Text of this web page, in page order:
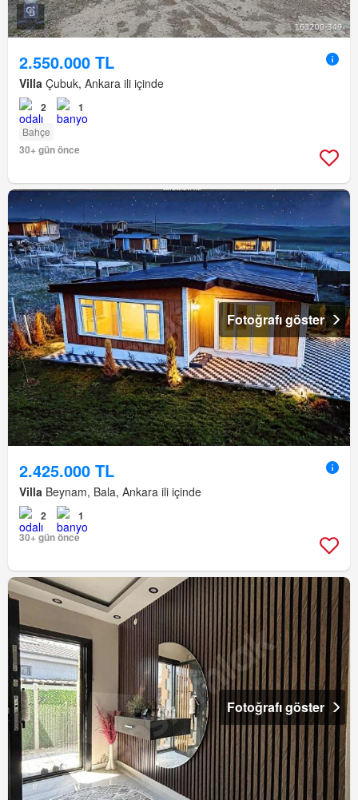
2.550.000 TL
Villa Çubuk, Ankara ili içinde
2 1
Bahçe
30+ gün önce
Fotoğrafı göster
2.425.000 TL
Villa Beynam, Bala, Ankara ili içinde
2
1
30+ gün önce
Fotoğrafı göster